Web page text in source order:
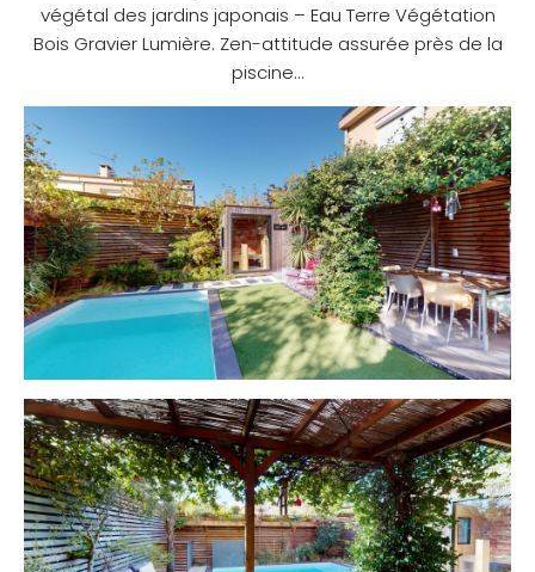
végétal des jardins japonais – Eau Terre Végétation
Bois Gravier Lumière. Zen-attitude assurée près de la
piscine…